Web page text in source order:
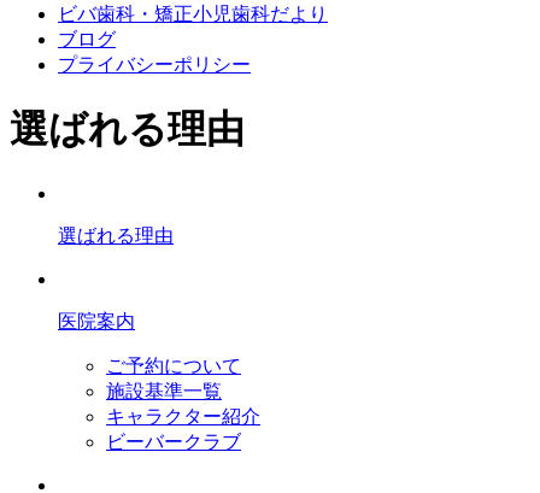
ビバ歯科・矯正小児歯科だより
ブログ
プライバシーポリシー
選ばれる理由
選ばれる理由
医院案内
ご予約について
施設基準一覧
キャラクター紹介
ビーバークラブ